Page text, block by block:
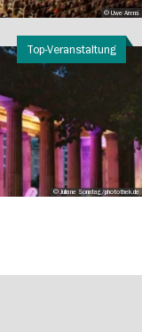
© Uwe Arens
Top-Veranstaltung
© Juliane Sonntag/photothek.de